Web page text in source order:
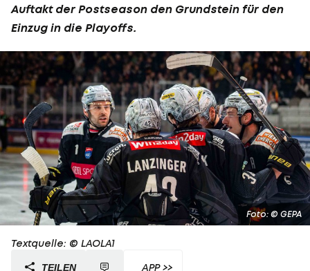
Auftakt der Postseason den Grundstein für den
Einzug in die Playoffs.
Foto: © GEPA
Textquelle: © LAOLA1
TEILEN APP >>